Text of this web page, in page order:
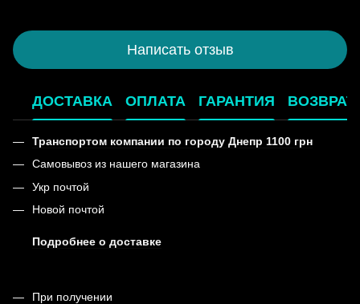
Написать отзыв
ДОСТАВКА ОПЛАТА ГАРАНТИЯ ВОЗВРАТ
Транспортом компании по городу Днепр 1100 грн
Самовывоз из нашего магазина
Укр почтой
Новой почтой
Подробнее о доставке
При получении